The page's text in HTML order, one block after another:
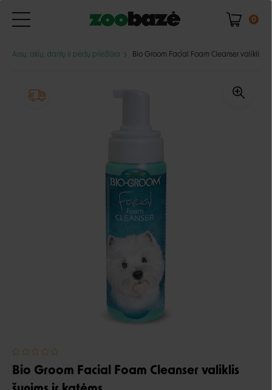
0
Ausų, akių, dantų ir pėdų priežiūra Bio Groom Facial Foam Cleanser valiklis
Bio Groom Facial Foam Cleanser valiklis